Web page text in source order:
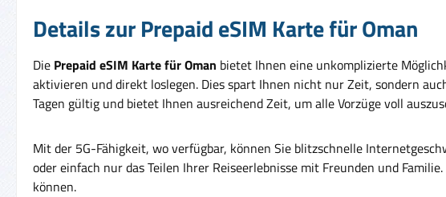
Details zur Prepaid eSIM Karte für Oman
Die Prepaid eSIM Karte für Oman bietet Ihnen eine unkomplizierte
aktivieren und direkt loslegen. Dies spart Ihnen nicht nur Zeit, sondern
Tagen gültig und bietet Ihnen ausreichend Zeit, um alle Vorzüge voll
Mit der 5G-Fähigkeit, wo verfügbar, können Sie blitzschnelle
oder einfach nur das Teilen Ihrer Reiseerlebnisse mit Freunden und
können.